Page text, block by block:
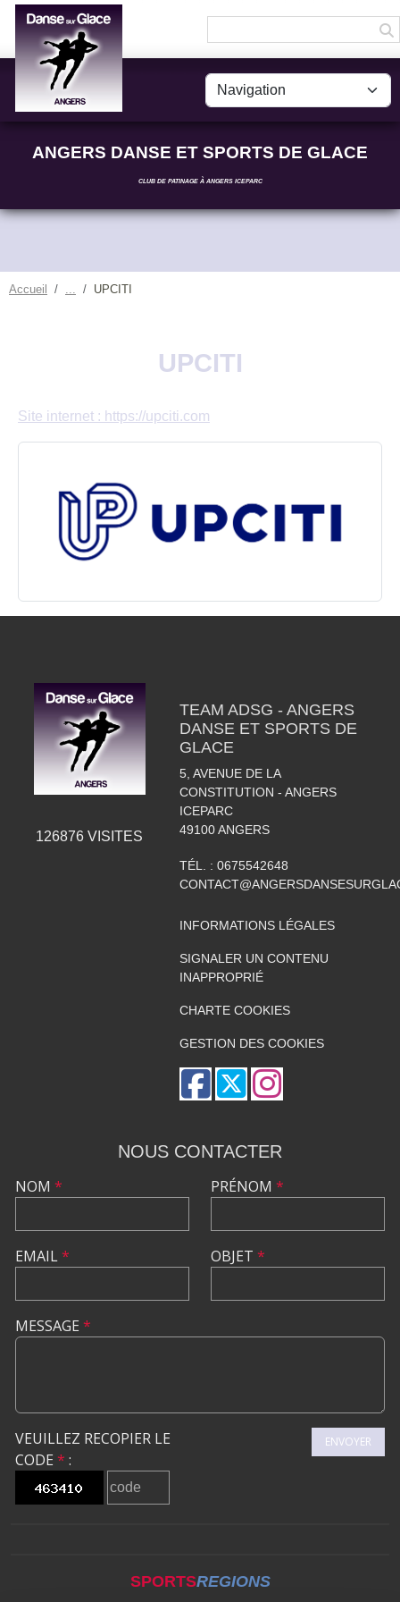
ANGERS DANSE ET SPORTS DE GLACE
CLUB DE PATINAGE À ANGERS ICEPARC
Accueil UPCITI
UPCITI
Site internet : https://upciti.com
126876 VISITES
TEAM ADSG - ANGERS
DANSE ET SPORTS DE
GLACE
5, AVENUE DE LA
CONSTITUTION - ANGERS
ICEPARC
49100 ANGERS
TÉL. : 0675542648
INFORMATIONS LÉGALES
SIGNALER UN CONTENU
INAPPROPRIÉ
CHARTE COOKIES
GESTION DES COOKIES
NOUS CONTACTER
NOM *
EMAIL*
PRÉNOM *
OBJET *
MESSAGE *
VEUILLEZ RECOPIER LE
CODE * :
ENVOYER
SPORTSREGIONS
Panneau de gestion des cookies